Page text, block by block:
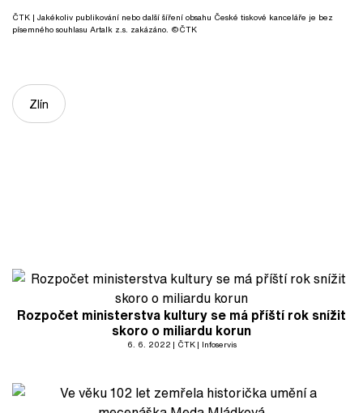
ČTK | Jakékoliv publikování nebo další šíření obsahu České tiskové kanceláře je bez
písemného souhlasu Artalk z.s. zakázáno. ©ČTK
Zlín
Rozpočet ministerstva kultury se má příští rok snížit
skoro o miliardu korun
6. 6. 2022 ČTK Infoservis